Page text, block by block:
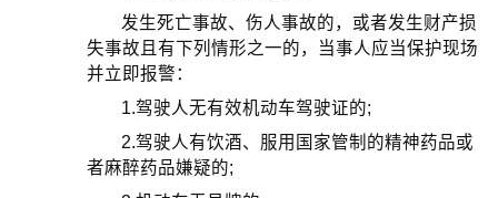
发生死亡事故、伤人事故的，或者发生财产损
失事故且有下列情形之一的，当事人应当保护现场
并立即报警：
1.驾驶人无有效机动车驾驶证的;
2.驾驶人有饮酒、服用国家管制的精神药品或
者麻醉药品嫌疑的;